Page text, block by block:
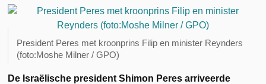
President Peres met kroonprins Filip en minister Reynders
(foto:Moshe Milner / GPO)
De Israëlische president Shimon Peres arriveerde